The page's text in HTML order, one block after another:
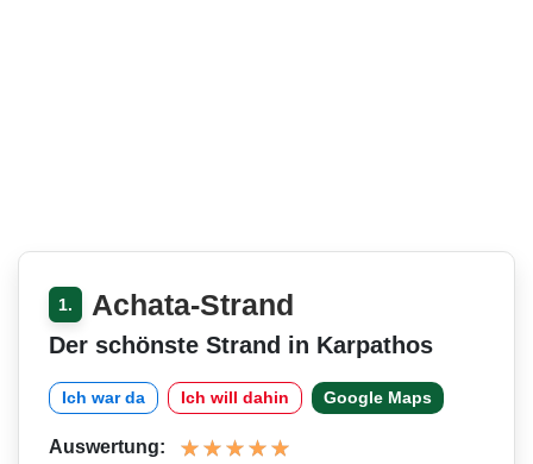
1. Achata-Strand
Der schönste Strand in Karpathos
Ich war da Ich will dahin Google Maps
Auswertung: